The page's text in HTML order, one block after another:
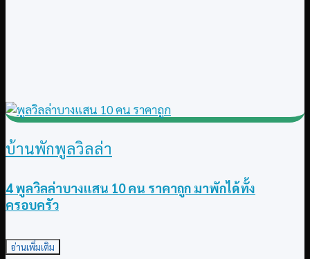
บ้านพักพูลวิลล่า
4 พูลวิลล่าบางแสน 10 คน ราคาถูก มาพักได้ทั้ง
ครอบครัว
อ่านเพิ่มเติม